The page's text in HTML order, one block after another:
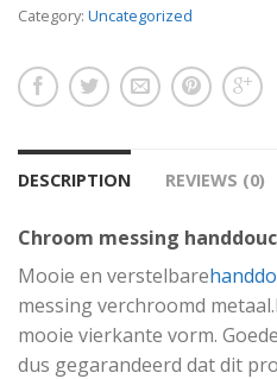
Category: Uncategorized
DESCRIPTION REVIEWS (0)
Chroom messing
Mooie en verstelbare
messing verchroomd
mooie vierkante vorm.
dus gegarandeerd dat dit